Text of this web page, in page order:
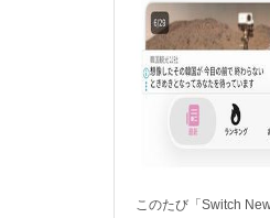
このたび「Switch